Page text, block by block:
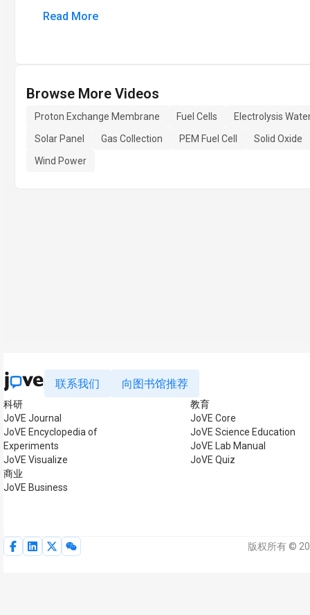
Read More
Browse More Videos
Proton Exchange Membrane Fuel Cells
Electrolysis
Solar Panel
Gas Collection PEM Fuel Cell
Solid Oxide
Wind Power
联系我们 向图书馆推荐
科研
JoVE Journal
JoVE Encyclopedia of
Experiments
JoVE Visualize
商业
JoVE Business
教育
JoVE Core
JoVE Science Education
JoVE Lab Manual
JoVE Quiz
版权所有 ©